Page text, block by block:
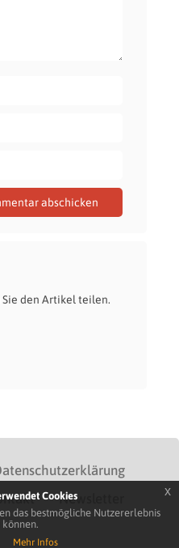
den Artikel teilen.
Newsletter
Cookies
das bestmögliche Nutzererlebnis
können.
Mehr Infos
x